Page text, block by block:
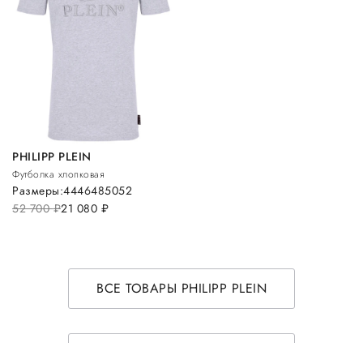
PHILIPP PLEIN
Футболка хлопковая
52 700руб.21 080 руб.
Размеры:4446485052
ВСЕ ТОВАРЫ PHILIPP PLEIN